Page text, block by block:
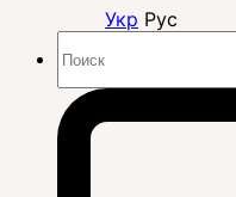
Укр Рус